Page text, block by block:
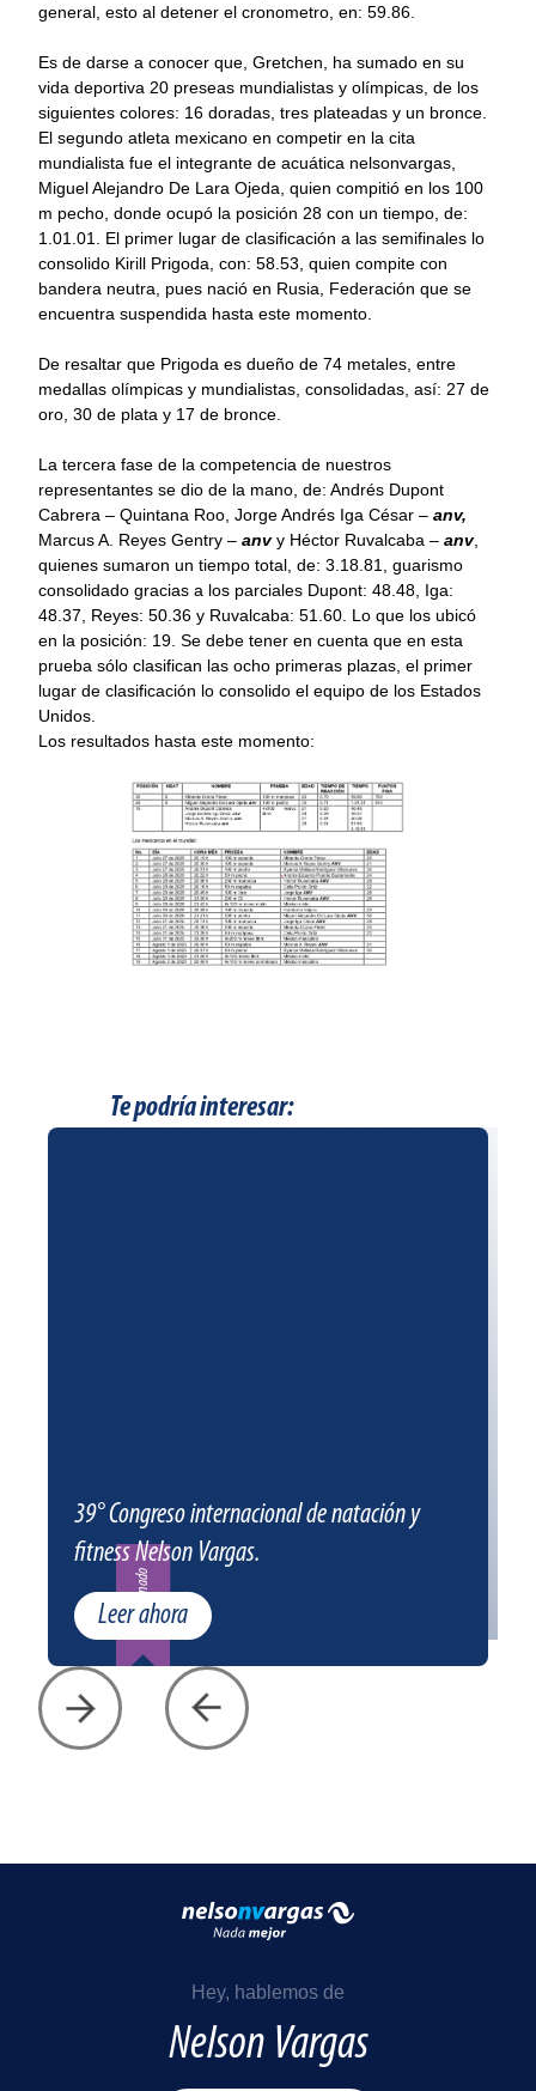
general, esto al detener el cronometro, en: 59.86.
Es de darse a conocer que, Gretchen, ha sumado en su
vida deportiva 20 preseas mundialistas y olímpicas, de los
siguientes colores: 16 doradas, tres plateadas y un bronce.
El segundo atleta mexicano en competir en la cita
mundialista fue el integrante de acuática nelsonvargas,
Miguel Alejandro De Lara Ojeda, quien compitió en los 100
m pecho, donde ocupó la posición 28 con un tiempo, de:
1.01.01. El primer lugar de clasificación a las semifinales lo
consolido Kirill Prigoda, con: 58.53, quien compite con
bandera neutra, pues nació en Rusia, Federación que se
encuentra suspendida hasta este momento.
De resaltar que Prigoda es dueño de 74 metales, entre
medallas olímpicas y mundialistas, consolidadas, así: 27 de
oro, 30 de plata y 17 de bronce.
La tercera fase de la competencia de nuestros
representantes se dio de la mano, de: Andrés Dupont
Cabrera – Quintana Roo, Jorge Andrés Iga César – anv,
Marcus A. Reyes Gentry – anvy Héctor Ruvalcaba – anv,
quienes sumaron un tiempo total, de: 3.18.81, guarismo
consolidado gracias a los parciales Dupont: 48.48, Iga:
48.37, Reyes: 50.36 y Ruvalcaba: 51.60. Lo que los ubicó
en la posición: 19. Se debe tener en cuenta que en esta
prueba sólo clasifican las ocho primeras plazas, el primer
lugar de clasificación lo consolido el equipo de los Estados
Unidos.
Los resultados hasta este momento:
Te podría interesar:
Patrocinado
39° Congreso internacional de natación y
fitness Nelson Vargas.
Leer ahora
Hey, hablemos de
Nelson Vargas